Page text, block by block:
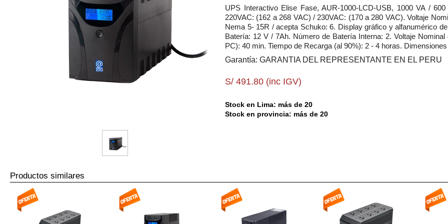
UPS Interactivo Elise Fase, AUR-1000-LCD-USB, 1000 VA /
220VAC: (162 a 268 VAC) / 230VAC: (170 a 280 VAC). Voltaje
Nema 5- 15R / acepta Schuko: 6. Display gráfico y alfanumérico
Batería: 12 V / 7Ah. Número de Batería Interna: 2. Voltaje
PC): 40 min. Tiempo de Recarga (al 90%): 2 - 4 horas.
Garantía: GARANTIA DEL REPRESENTANTE EN EL PERU
S/ 491.80 (inc IGV)
Stock en Lima: más de 20
Stock en provincia: más de 20
Productos similares